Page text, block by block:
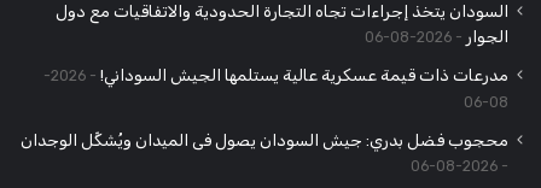
السودان يتخذ إجراءات تجاه التجارة الحدودية والاتفاقيات مع دول
الجوار
2026-08-06
مدرعات ذات قيمة عسكرية عالية يستلمها الجيش السوداني!
2026-
08-06
محجوب فضل بدري: جيش السودان يصول فى الميدان ويُشكِّل الوجدان
2026-08-06